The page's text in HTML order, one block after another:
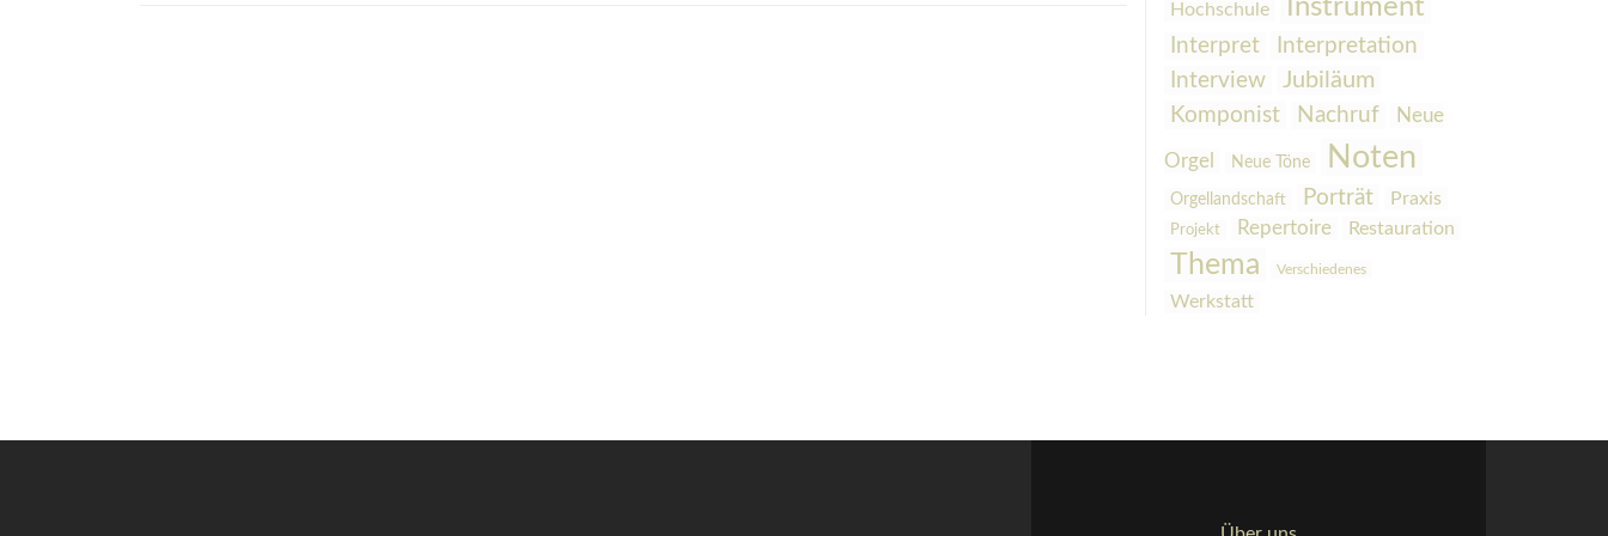
Hochschule Instrument
Interpret
Interpretation
Interview
Jubiläum
Komponist
Nachruf Neue
Orgel Neue Töne Noten
Orgellandschaft Porträt Praxis
Projekt Repertoire Restauration
Thema Verschiedenes
Werkstatt